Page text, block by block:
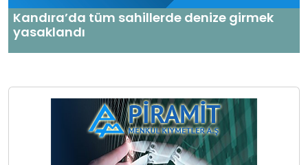
Kandıra’da tüm sahillerde denize girmek
yasaklandı